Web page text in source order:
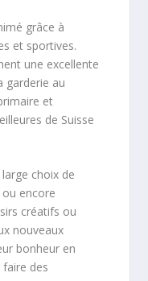
grâce à
et sportives.
une excellente
garderie au
et
de Suisse
choix de
encore
créatifs ou
nouveaux
bonheur en
des